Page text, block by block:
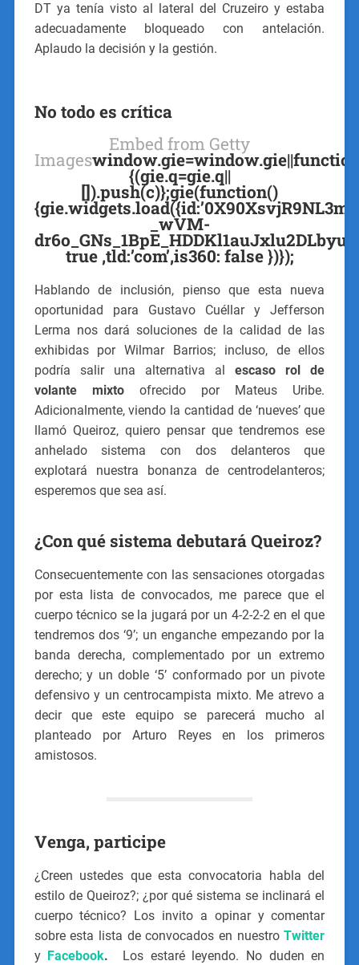
DT ya tenía visto al lateral del Cruzeiro y estaba
adecuadamente bloqueado con antelación.
Aplaudo la decisión y la gestión.
No todo es crítica
Embed from Getty
Images
{(gie.q=gie.q||
[]).push(c)};gie(function()
_wVM-
true ,tld:’com’,is360: false })});
Hablando de inclusión, pienso que esta nueva
oportunidad para Gustavo Cuéllar y Jefferson
Lerma nos dará soluciones de la calidad de las
exhibidas por Wilmar Barrios; incluso, de ellos
podría salir una alternativa alescaso rol de
volante mixto ofrecido por Mateus Uribe.
Adicionalmente, viendo la cantidad de ‘nueves’ que
llamó Queiroz, quiero pensar que tendremos ese
anhelado sistema con dos delanteros que
explotará nuestra bonanza de centrodelanteros;
esperemos que sea así.
¿Con qué sistema debutará Queiroz?
Consecuentemente con las sensaciones otorgadas
por esta lista de convocados, me parece que el
cuerpo técnico se la jugará por un 4-2-2-2 en el que
tendremos dos ‘9’; un enganche empezando por la
banda derecha, complementado por un extremo
derecho; y un doble ‘5’ conformado por un pivote
defensivo y un centrocampista mixto. Me atrevo a
decir que este equipo se parecerá mucho al
planteado por Arturo Reyes en los primeros
amistosos.
Venga, participe
¿Creen ustedes que esta convocatoria habla del
estilo de Queiroz?; ¿por qué sistema se inclinará el
cuerpo técnico? Los invito a opinar y comentar
sobre esta lista de convocados en nuestroTwitter
y Facebook.
Los estaré leyendo. No duden en